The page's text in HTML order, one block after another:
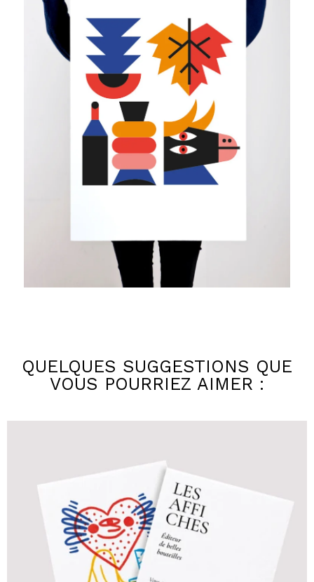
QUELQUES SUGGESTIONS QUE
VOUS POURRIEZ AIMER :